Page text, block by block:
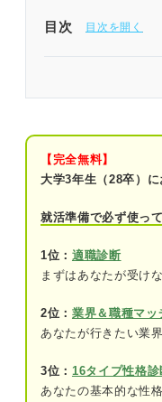
てみてください。
目次
文系の職業
幅が広い
け方も解説
②事
③人
⑤広
【完全無料】
大学3年生（28卒）に
就活準備で必ず使っ
1位： 適職診断
まずはあなたが受け
2位： 業界＆職種マッ
あなたが行きたい業
3位： 16タイプ性格診
あなたの基本的な性